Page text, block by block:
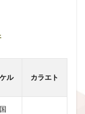
ル カラエト